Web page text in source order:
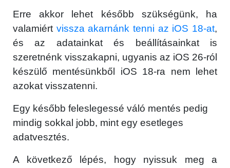
Erre akkor lehet később szükségünk, ha
valamiért vissza akarnánk tenni az iOS 18-at,
és az adatainkat és beállításainkat is
szeretnénk visszakapni, ugyanis az iOS 26-ról
készülő mentésünkből iOS 18-ra nem lehet
azokat visszatenni.
Egy később feleslegessé váló mentés pedig
mindig sokkal jobb, mint egy esetleges
adatvesztés.
A következő lépés, hogy nyissuk meg a